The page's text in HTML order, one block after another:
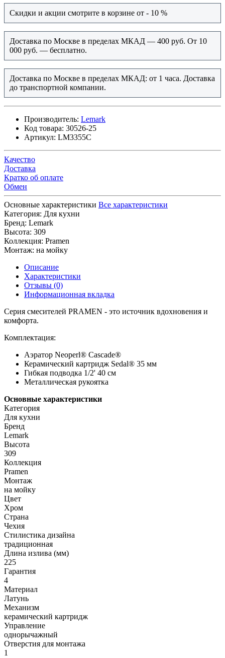
Скидки и акции смотрите в корзине от - 10 %
Доставка по Москве в пределах МКАД — 400 руб. От 10
000 руб. — бесплатно.
Доставка по Москве в пределах МКАД: от 1 часа. Доставка
до транспортной компании.
Производитель: Lemark
Код товара: 30526-25
Артикул: LM3355C
Качество
Доставка
Кратко об оплате
Обмен
Основные характеристики Все характеристики
Категория: Для кухни
Бренд: Lemark
Высота: 309
Коллекция: Pramen
Монтаж: на мойку
Описание
Характеристики
Отзывы (0)
Информационная вкладка
Серия смесителей PRAMEN - это источник вдохновения и
комфорта.
Комплектация:
Аэратор Neoperl® Cascade®
Керамический картридж Sedal® 35 мм
Гибкая подводка 1/2' 40 см
Металлическая рукоятка
Основные характеристики
Категория
Для кухни
Бренд
Lemark
Высота
309
Коллекция
Pramen
Монтаж
на мойку
Цвет
Хром
Страна
Чехия
Стилистика дизайна
традиционная
Длина излива (мм)
225
Гарантия
4
Материал
Латунь
Механизм
керамический картридж
Управление
однорычажный
Отверстия для монтажа
1